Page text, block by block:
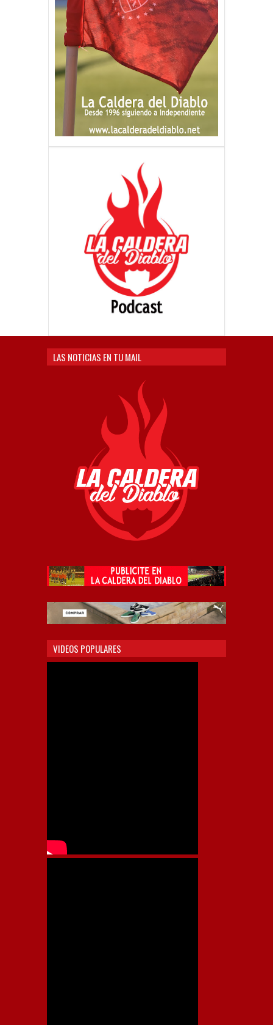
LAS NOTICIAS EN TU MAIL
VIDEOS POPULARES